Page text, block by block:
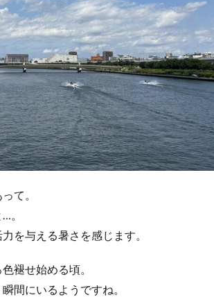
て。
。
を与える暑さを感じます。
褪せ始める頃。
間にいるようですね。